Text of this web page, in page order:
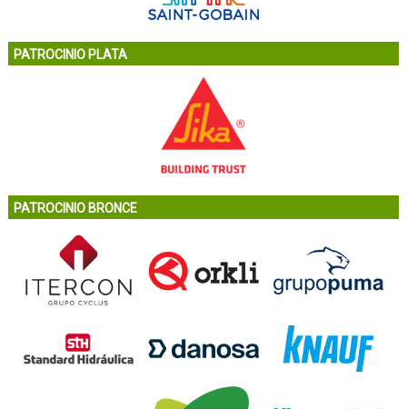
PATROCINIO PLATA
PATROCINIO BRONCE